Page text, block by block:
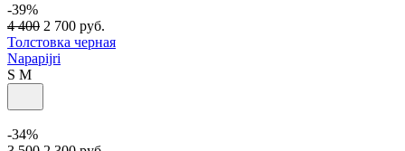
-39%
4 400 2 700 руб.
Толстовка черная
Napapijri
S M
-34%